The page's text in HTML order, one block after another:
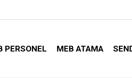
PERSONEL MEB ATAMA